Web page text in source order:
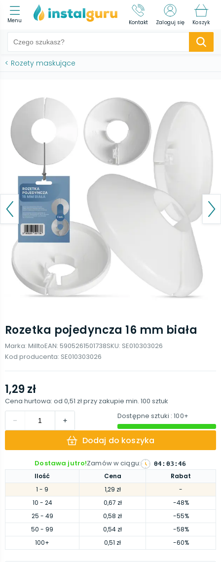
Menu Kontakt Zaloguj się Koszyk
< Rozety maskujące
Rozetka pojedyncza 16 mm biała
Marka: MilltoEAN: 5905261501738SKU: SE010303026
Kod producenta: SE010303026
Ilość Cena
Rabat
1 - 9 1,29 zł
-
10 - 24 0,67 zł
-48%
25 - 49 0,58 zł
-55%
50 - 99 0,54 zł
-58%
100+ 0,51 zł -60%
1,29 zł
Cena hurtowa: od 0,51 złprzy zakupie min. 100 sztuk
Dostępne sztuki : 100+
Dodaj do koszyka
Dostawa jutro!Zamów w ciągu: 04: 03 :45